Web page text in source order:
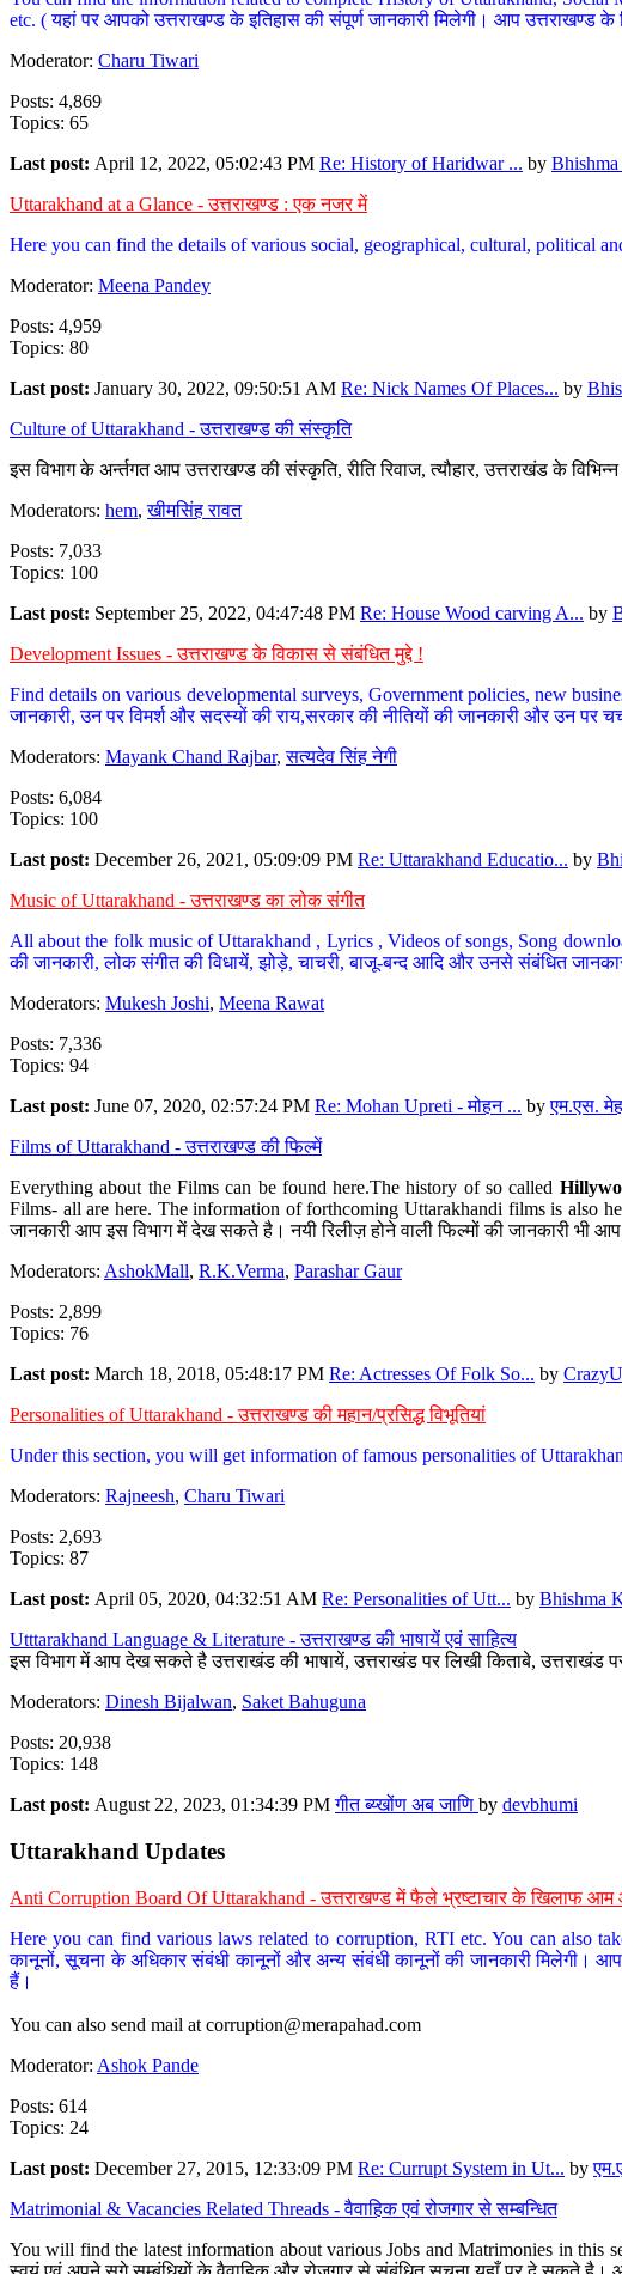
etc. ( यहां पर आपको उत्तराखण्ड के इतिहास की संपूर्ण जानकारी मिलेगी। आप उत्तराखण्ड
Moderator: Charu Tiwari
Posts: 4,869
Topics: 65
Last post: April 12, 2022, 05:02:43 PM Re: History of Haridwar ... by
Uttarakhand at a Glance - उत्तराखण्ड : एक नजर में
Here you can find the details of various social, geographical, cultural, political
Moderator: Meena Pandey
Posts: 4,959
Topics: 80
Last post: January 30, 2022, 09:50:51 AM Re: Nick Names Of Places... by
Culture of Uttarakhand - उत्तराखण्ड की संस्कृति
इस विभाग के अर्न्तगत आप उत्तराखण्ड की संस्कृति, रीति रिवाज, त्यौहार, उत्तराखंड के
Moderators: hem,खीमसिंह रावत
Posts: 7,033
Topics: 100
Last post: September 25, 2022, 04:47:48 PM Re: House Wood carving A... by
Development Issues - उत्तराखण्ड के विकास से संबंधित मुद्दे !
Find details on various developmental surveys, Government policies, new
जानकारी, उन पर विमर्श और सदस्यों की राय,सरकार की नीतियों की जानकारी और उन पर
Moderators: Mayank Chand Rajbar,सत्यदेव सिंह नेगी
Posts: 6,084
Topics: 100
Last post: December 26, 2021, 05:09:09 PM Re: Uttarakhand Educatio... by
Music of Uttarakhand - उत्तराखण्ड का लोक संगीत
All about the folk music of Uttarakhand , Lyrics , Videos of songs, Song
की जानकारी, लोक संगीत की विधायें, झोड़े, चाचरी, बाजू-बन्द आदि और उनसे संबंधित
Moderators: Mukesh Joshi, Meena Rawat
Posts: 7,336
Topics: 94
Last post: June 07, 2020, 02:57:24 PM Re: Mohan Upreti - मोहन ... byएम.एस.
Films of Uttarakhand - उत्तराखण्ड की फिल्में
Everything about the Films can be found here.The history of so called
Films- all are here. The information of forthcoming Uttarakhandi films is also
जानकारी आप इस विभाग में देख सकते है। नयी रिलीज़ होने वाली फिल्मों की जानकारी भी
Moderators: AshokMall, R.K.Verma, Parashar Gaur
Posts: 2,899
Topics: 76
Last post: March 18, 2018, 05:48:17 PM Re: Actresses Of Folk So... by
Personalities of Uttarakhand - उत्तराखण्ड की महान/प्रसिद्ध विभूतियां
Under this section, you will get information of famous personalities of
Moderators: Rajneesh, Charu Tiwari
Posts: 2,693
Topics: 87
Last post: April 05, 2020, 04:32:51 AM Re: Personalities of Utt... by Bhishma
Utttarakhand Language & Literature - उत्तराखण्ड की भाषायें एवं साहित्य
इस विभाग में आप देख सकते है उत्तराखंड की भाषायें, उत्तराखंड पर लिखी किताबे, उत्तराखंड
Moderators: Dinesh Bijalwan, Saket Bahuguna
Posts: 20,938
Topics: 148
Last post: August 22, 2023, 01:34:39 PMगीत ब्य्खोंण अब जाणि by devbhumi
Uttarakhand Updates
Anti Corruption Board Of Uttarakhand - उत्तराखण्ड में फैले भ्रष्टाचार के खिलाफ आम
Here you can find various laws related to corruption, RTI etc. You can also
कानूनों, सूचना के अधिकार संबंधी कानूनों और अन्य संबंधी कानूनों की जानकारी मिलेगी।
हैं।
You can also send mail at corruption@merapahad.com
Moderator: Ashok Pande
Posts: 614
Topics: 24
Last post: December 27, 2015, 12:33:09 PM Re: Currupt System in Ut... by
Matrimonial & Vacancies Related Threads - वैवाहिक एवं रोजगार से सम्बन्धित
You will find the latest information about various Jobs and Matrimonies in this